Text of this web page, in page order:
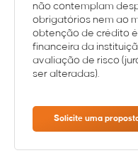
não contemplam
obrigatórios nem ao
obtenção de crédito
financeira da
avaliação de risco
ser alteradas).
Solicite uma